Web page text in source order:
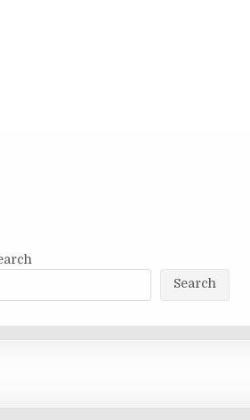
Search